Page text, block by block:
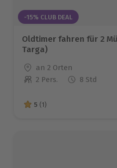
-15% CLUB DEAL
Oldtimer fahren für 2
Targa)
Standort
an 2 Orten
Anzahl der Teilnehmer
2 Pers. 8 Std
5 von 5 Sternen
5 (1)